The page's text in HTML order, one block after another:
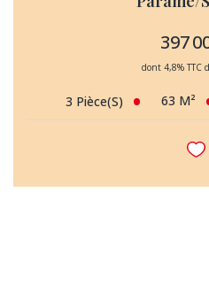
397
dont 4,8% TTC
3 Pièce(s) 63 M²